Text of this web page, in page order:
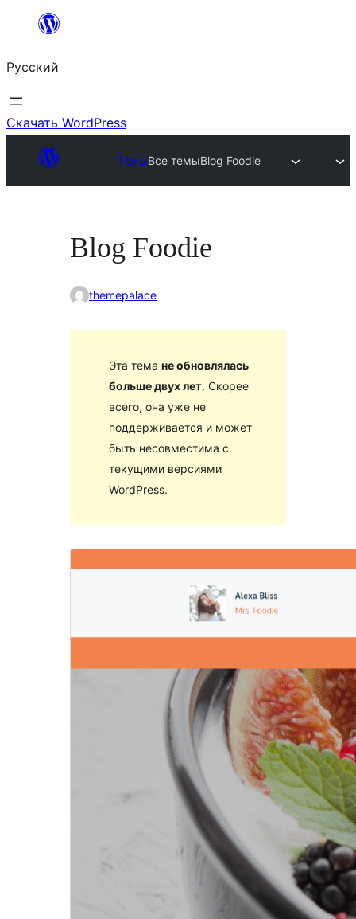
Перейти
содержимому
Русский
Скачать WordPress
ТемыВсе темыBlog Foodie
Blog Foodie
themepalace
Эта тема не обновлялась
больше двух лет. Скорее
всего, она уже не
поддерживается и может
быть несовместима с
текущими версиями
WordPress.